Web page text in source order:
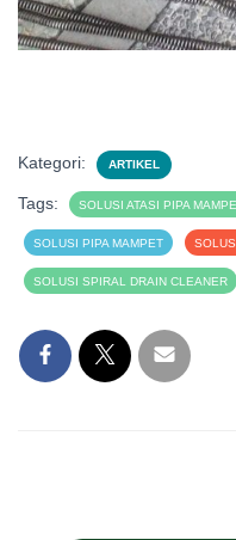
Kategori: ARTIKEL
Tags: SOLUSI ATASI PIPA
SOLUSI PIPA MAMPET
SOLUSI SPIRAL DRAIN CLEANER